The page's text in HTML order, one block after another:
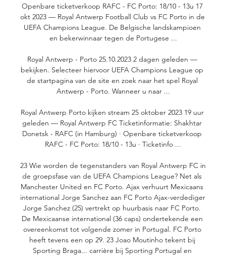
Openbare ticketverkoop RAFC - FC Porto: 18/10 - 13u 17
okt 2023 — Royal Antwerp Football Club vs FC Porto in de
UEFA Champions League. De Belgische landskampioen
en bekerwinnaar tegen de Portugese ...
Royal Antwerp - Porto 25.10.2023 2 dagen geleden —
bekijken. Selecteer hiervoor UEFA Champions League op
de startpagina van de site en zoek naar het spel Royal
Antwerp - Porto. Wanneer u naar ...
Royal Antwerp Porto kijken stream 25 oktober 2023 19 uur
geleden — Royal Antwerp FC Ticketinformatie: Shakhtar
Donetsk - RAFC (in Hamburg) · Openbare ticketverkoop
RAFC - FC Porto: 18/10 - 13u · Ticketinfo ...
23 Wie worden de tegenstanders van Royal Antwerp FC in
de groepsfase van de UEFA Champions League? Net als
Manchester United en FC Porto. Ajax verhuurt Mexicaans
international Jorge Sanchez aan FC Porto Ajax-verdediger
Jorge Sanchez (25) vertrekt op huurbasis naar FC Porto.
De Mexicaanse international (36 caps) ondertekende een
overeenkomst tot volgende zomer in Portugal. FC Porto
heeft tevens een op 29. 23 Joao Moutinho tekent bij
Sporting Braga... carrière bij Sporting Portugal en